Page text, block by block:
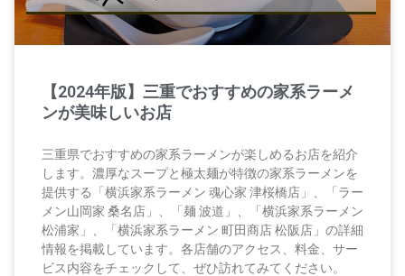
【2024年版】三重でおすすめの家系ラーメ
ンが美味しいお店
三重県でおすすめの家系ラーメンが楽しめるお店を紹介
します。濃厚なスープと極太麺が特徴の家系ラーメンを
提供する「横浜家系ラーメン 魂心家 津桜橋店」、「ラー
メン山岡家 桑名店」、「麺 波道」、「横浜家系ラーメン
松浦家」、「横浜家系ラーメン 町田商店 松阪店」の詳細
情報を掲載しています。各店舗のアクセス、料金、サー
ビス内容をチェックして、ぜひ訪れてみてください。